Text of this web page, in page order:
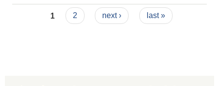
Pages
1 2 next › last »